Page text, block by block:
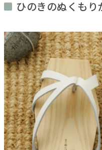
ひのきのぬくもり